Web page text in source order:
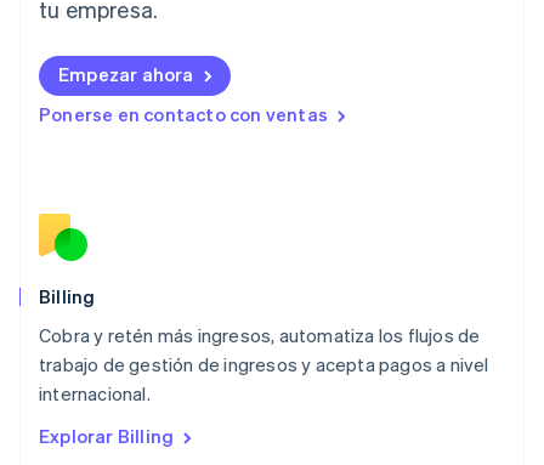
tu empresa.
Empezar ahora
Ponerse en contacto con ventas
Billing
Cobra y retén más ingresos, automatiza los flujos de
trabajo de gestión de ingresos y acepta pagos a nivel
internacional.
Explorar Billing
Liechtenstein
Lituania
English
Luxemburgo
English
México
Español
English
Nueva Zelanda
English
NederlandsEnglish